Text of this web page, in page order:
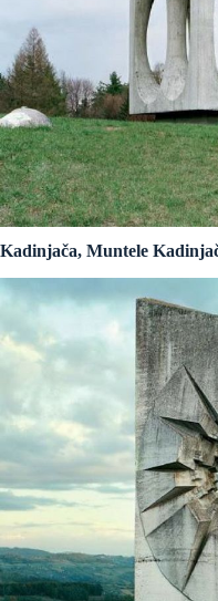
Kadinjača, Muntele